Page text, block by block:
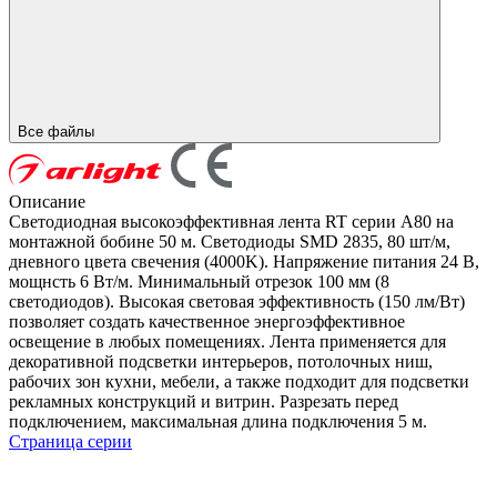
Все файлы
Описание
Светодиодная высокоэффективная лента RT серии A80 на
монтажной бобине 50 м. Светодиоды SMD 2835, 80 шт/м,
дневного цвета свечения (4000K). Напряжение питания 24 В,
мощнсть 6 Вт/м. Минимальный отрезок 100 мм (8
светодиодов). Высокая световая эффективность (150 лм/Вт)
позволяет создать качественное энергоэффективное
освещение в любых помещениях. Лента применяется для
декоративной подсветки интерьеров, потолочных ниш,
рабочих зон кухни, мебели, а также подходит для подсветки
рекламных конструкций и витрин. Разрезать перед
подключением, максимальная длина подключения 5 м.
Страница серии